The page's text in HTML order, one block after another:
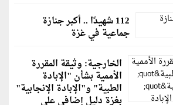
112 شهيدًا .. أكبر جنازة
جماعية في غزة
الخارجية: وثيقة المقررة
الأممية بشأن "الإبادة
الطبية" و"الإبادة الإنجابية"
بغزة دليل إضافي على